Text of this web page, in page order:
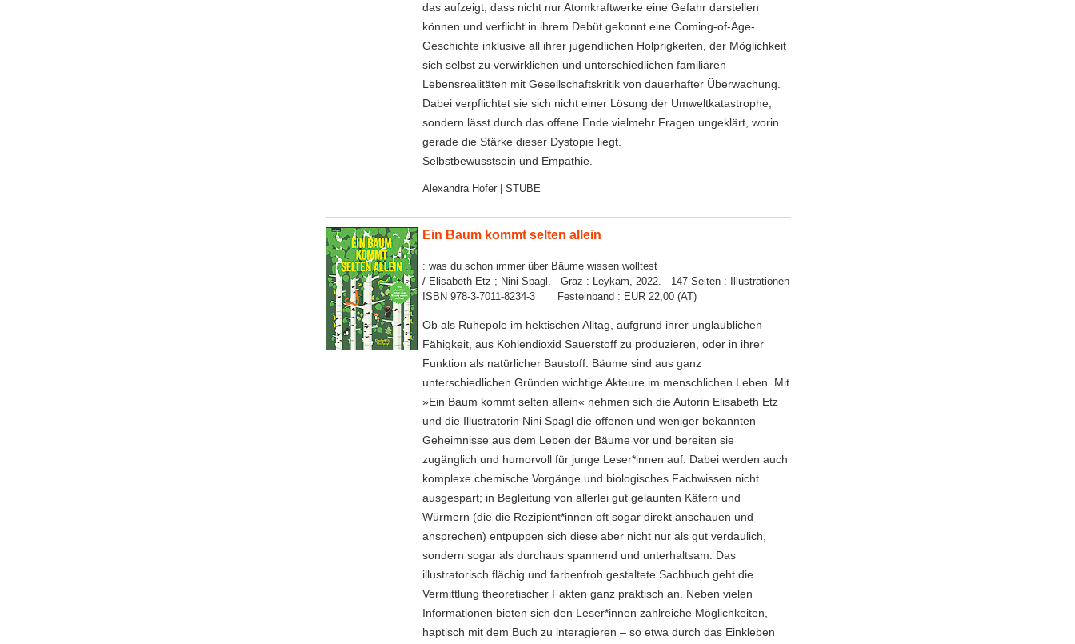
das aufzeigt, dass nicht nur Atomkraftwerke eine Gefahr darstellen
können und verflicht in ihrem Debüt gekonnt eine Coming-of-Age-
Geschichte inklusive all ihrer jugendlichen Holprigkeiten, der Möglichkeit
sich selbst zu verwirklichen und unterschiedlichen familiären
Lebensrealitäten mit Gesellschaftskritik von dauerhafter Überwachung.
Dabei verpflichtet sie sich nicht einer Lösung der Umweltkatastrophe,
sondern lässt durch das offene Ende vielmehr Fragen ungeklärt, worin
gerade die Stärke dieser Dystopie liegt.
Selbstbewusstsein und Empathie.
Alexandra Hofer | STUBE
Ein Baum kommt selten allein
: was du schon immer über Bäume wissen wolltest
/ Elisabeth Etz ; Nini Spagl. - Graz : Leykam, 2022. - 147 Seiten : Illustrationen
ISBN 978-3-7011-8234-3 Festeinband : EUR 22,00 (AT)
Ob als Ruhepole im hektischen Alltag, aufgrund ihrer unglaublichen
Fähigkeit, aus Kohlendioxid Sauerstoff zu produzieren, oder in ihrer
Funktion als natürlicher Baustoff: Bäume sind aus ganz
unterschiedlichen Gründen wichtige Akteure im menschlichen Leben. Mit
»Ein Baum kommt selten allein« nehmen sich die Autorin Elisabeth Etz
und die Illustratorin Nini Spagl die offenen und weniger bekannten
Geheimnisse aus dem Leben der Bäume vor und bereiten sie
zugänglich und humorvoll für junge Leser*innen auf. Dabei werden auch
komplexe chemische Vorgänge und biologisches Fachwissen nicht
ausgespart; in Begleitung von allerlei gut gelaunten Käfern und
Würmern (die die Rezipient*innen oft sogar direkt anschauen und
ansprechen) entpuppen sich diese aber nicht nur als gut verdaulich,
sondern sogar als durchaus spannend und unterhaltsam. Das
illustratorisch flächig und farbenfroh gestaltete Sachbuch geht die
Vermittlung theoretischer Fakten ganz praktisch an. Neben vielen
Informationen bieten sich den Leser*innen zahlreiche Möglichkeiten,
haptisch mit dem Buch zu interagieren – so etwa durch das Einkleben